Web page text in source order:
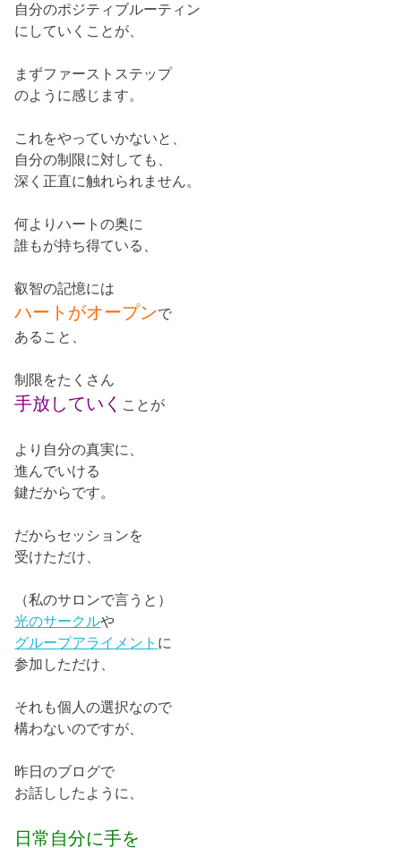
自分のポジティブルーティン
にしていくことが、
まずファーストステップ
のように感じます。
これをやっていかないと、
自分の制限に対しても、
深く正直に触れられません。
何よりハートの奥に
誰もが持ち得ている、
叡智の記憶には
ハートがオープンで
あること、
制限をたくさん
手放していく ことが
より自分の真実に、
進んでいける
鍵だからです。
だからセッションを
受けただけ、
（私のサロンで言うと）
光のサークルや
グループアライメント に
参加しただけ、
それも個人の選択なので
構わないのですが、
昨日のブログで
お話ししたように、
日常自分に手を